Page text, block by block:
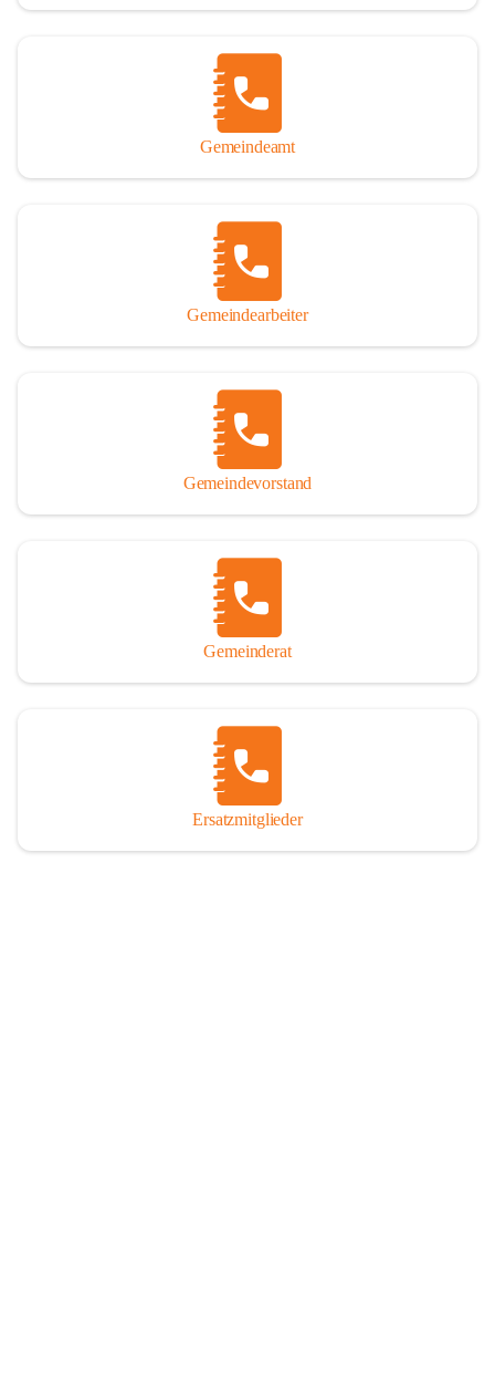
Jubiläumsjahr abschließen zu können. Daher mag um Nachsicht
Ausführlichkeit behandelt erscheinen, oder auch der eine oder
andere Fehler unterlief. Die Autoren haben nach ihren
individuellen Möglichkeiten mit bestem Wissen und Gewissen
Andreas Rohatsch wurde auf das System der Fußnoten verzichtet.
Wo eine genaue Quellenangabe sinnvoll und notwendig erschien,
sind die entsprechenden Quellenhinweise in den fließenden Text
eingearbeitet. Der leichteren Lesbarkeit halber ist auch von einer
streng gendergerechten Ausdrucksform Abstand genommen
So darf ich Sie zu einer interessanten, vergnüglichen und
manchmal auch nachdenklich machenden Zeitreise durch die
Jahrhunderte, ja Jahrtausende alte Geschichte von der Steinzeit
einladen.
Gemeindeamt
Gemeindearbeiter
Gemeindevorstand
Gemeinderat
Ersatzmitglieder